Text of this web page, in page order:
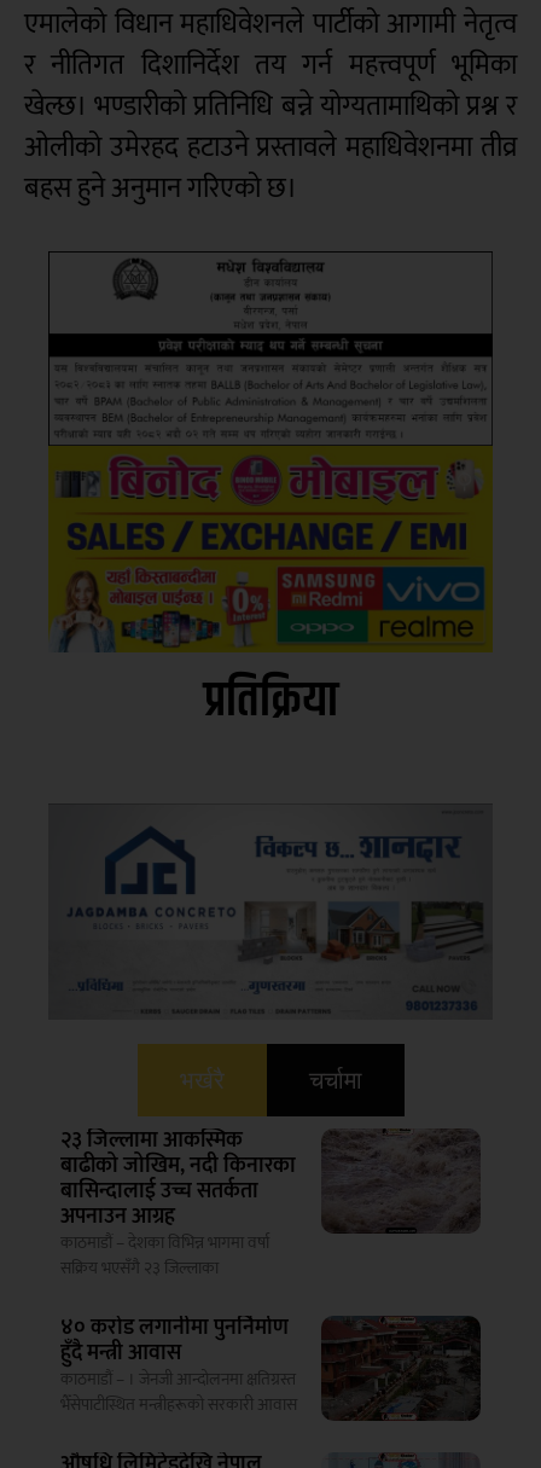
एमालेको विधान महाधिवेशनले पार्टीको आगामी नेतृत्व
र नीतिगत दिशानिर्देश तय गर्न महत्त्वपूर्ण भूमिका
खेल्छ। भण्डारीको प्रतिनिधि बन्ने योग्यतामाथिको प्रश्न र
ओलीको उमेरहद हटाउने प्रस्तावले महाधिवेशनमा तीव्र
बहस हुने अनुमान गरिएको छ।
प्रतिक्रिया
भर्खरै चर्चामा
२३ जिल्लामा आकस्मिक
बाढीको जोखिम, नदी किनारका
बासिन्दालाई उच्च सतर्कता
अपनाउन आग्रह
काठमाडौं – देशका विभिन्न भागमा वर्षा
सक्रिय भएसँगै २३ जिल्लाका
४० करोड लगानीमा पुनर्निर्माण
हुँदै मन्त्री आवास
काठमाडौं – । जेनजी आन्दोलनमा क्षतिग्रस्त
भैँसेपाटीस्थित मन्त्रीहरूको सरकारी आवास